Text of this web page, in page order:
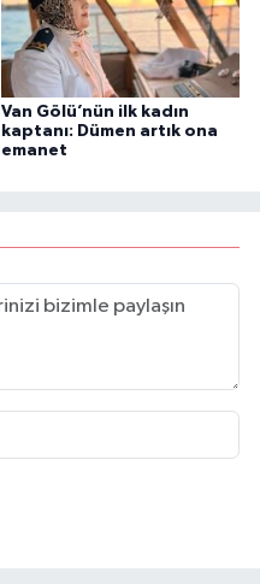
Van Gölü’nün ilk kadın
kaptanı: Dümen artık ona
emanet